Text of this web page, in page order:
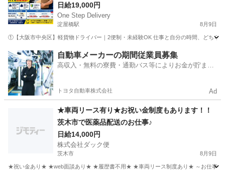
も日給支給
日給19,000円
One Step Delivery
淀屋橋駅 8月9日
①【大阪市中央区】軽貨物ドライバー｜2便制・未経験OK 仕事と自分の時間、どちら
大阪 大阪市 淀屋橋駅 ドライバー 通販
自動車メーカーの期間従業員募集
高収入・無料の寮費・通勤バス等によりお金が貯まり
トヨタ自動車株式会社 Ad
★車両リース有り★お祝い金制度もあります！！
茨木市で医薬品配送のお仕事♪
日給14,000円
株式会社ダック便
茨木市 8月9日
★祝い金あり★ ★web面談あり★ ★履歴書不用★ ★車両リース制度あり★ ～お仕事につ